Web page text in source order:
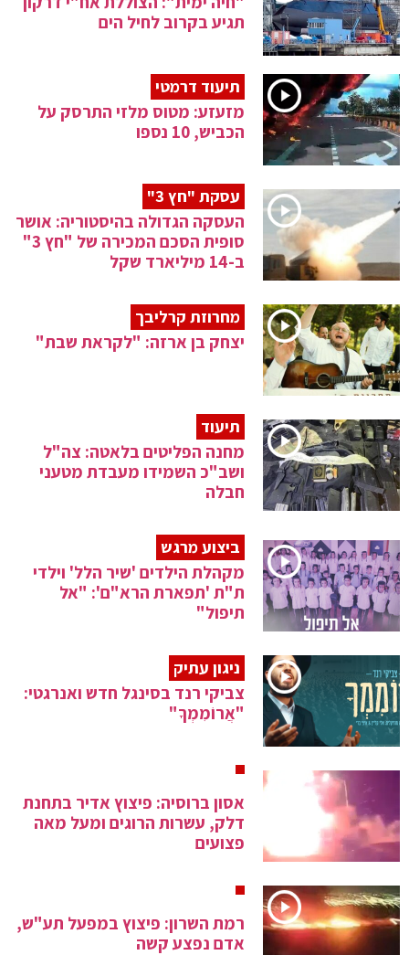
תגיע בקרוב לחיל הים
תיעוד דרמטי
מזעזע: מטוס מלזי התרסק על
הכביש, 10 נספו
עסקת "חץ 3"
העסקה הגדולה בהיסטוריה: אושר
סופית הסכם המכירה של "חץ 3"
ב-14 מיליארד שקל
מחרוזת קרליבך
יצחק בן ארזה: "לקראת שבת"
תיעוד
מחנה הפליטים בלאטה: צה"ל
ושב"כ השמידו מעבדת מטעני
חבלה
ביצוע מרגש
מקהלת הילדים 'שיר הלל' וילדי
ת"ת 'תפארת הרא"ם': "אל
תיפול"
ניגון עתיק
צביקי רנד בסינגל חדש ואנרגטי:
"אֲרוֹמִמְךָ"
אסון ברוסיה: פיצוץ אדיר בתחנת
דלק, עשרות הרוגים ומעל מאה
פצועים
רמת השרון: פיצוץ במפעל תע"ש,
אדם נפצע קשה